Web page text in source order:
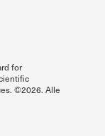
for
©2026. Alle